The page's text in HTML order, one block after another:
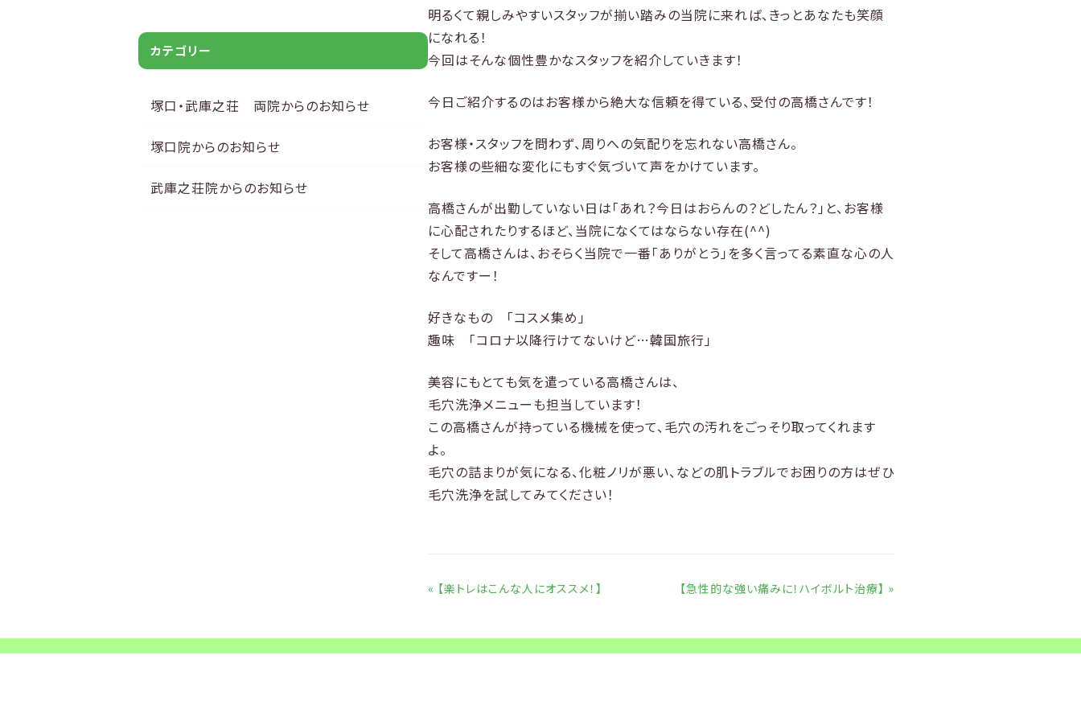
明るくて親しみやすいスタッフが揃い踏みの当院に来れば、きっとあなたも笑顔
になれる！
今回はそんな個性豊かなスタッフを紹介していきます！
今日ご紹介するのはお客様から絶大な信頼を得ている、受付の高橋さんです！
お客様・スタッフを問わず、周りへの気配りを忘れない高橋さん。
お客様の些細な変化にもすぐ気づいて声をかけています。
高橋さんが出勤していない日は「あれ？今日はおらんの？どしたん？」と、お客様
に心配されたりするほど、当院になくてはならない存在(^^)
そして高橋さんは、おそらく当院で一番「ありがとう」を多く言ってる素直な心の人
なんですー！
好きなもの 「コスメ集め」
趣味 「コロナ以降行けてないけど…韓国旅行」
美容にもとても気を遣っている高橋さんは、
毛穴洗浄メニューも担当しています！
この高橋さんが持っている機械を使って、毛穴の汚れをごっそり取ってくれます
よ。
毛穴の詰まりが気になる、化粧ノリが悪い、などの肌トラブルでお困りの方はぜひ
毛穴洗浄を試してみてください！
前後の記事
« 【楽トレはこんな人にオススメ！】 【急性的な強い痛みに！ハイボルト治療】 »
カテゴリー
塚口・武庫之荘 両院からのお知らせ
塚口院からのお知らせ
武庫之荘院からのお知らせ